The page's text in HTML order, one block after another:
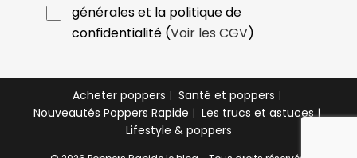
générales et la politique de
confidentialité (Voir les CGV)
Acheter poppers
Santé et poppers
Nouveautés Poppers Rapide
Les trucs et astuces
Lifestyle & poppers